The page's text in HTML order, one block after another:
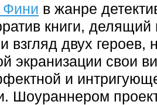
Фини в жанре
книги, делящий
взгляд двух героев,
экранизации свои
и
Шоураннером